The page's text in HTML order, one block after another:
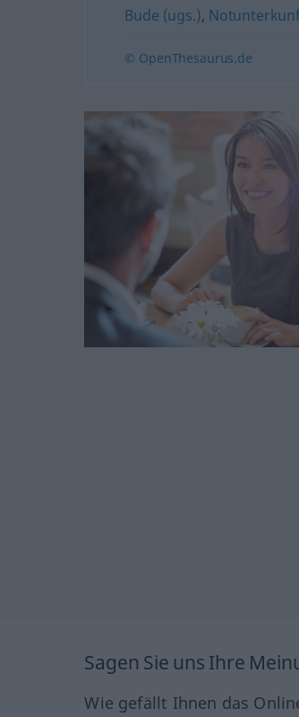
Bude (ugs.),
© OpenThesaurus.de
Sagen Sie uns Ihre
Wie gefällt Ihnen das